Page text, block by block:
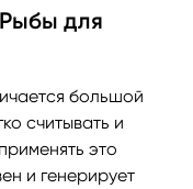
для
большой
считывать и
это
и генерирует